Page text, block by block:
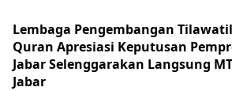
Lembaga Pengembangan Tilawatil
Quran Apresiasi Keputusan
Jabar Selenggarakan Langsung
Jabar